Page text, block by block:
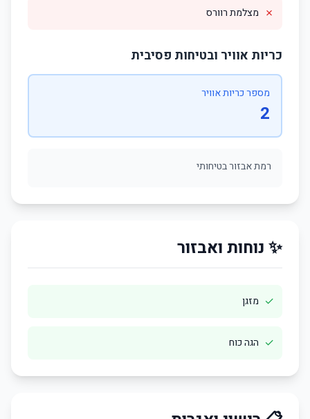
✗ מצלמת רוורס
כריות אוויר ובטיחות פסיבית
מספר כריות אוויר
2
רמת אבזור בטיחותי
✨ נוחות ואבזור
✓ מזגן
✓ הגה כוח